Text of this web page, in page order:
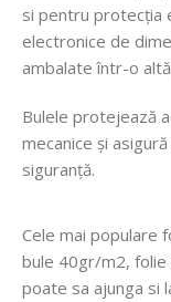
si pentru protecția
electronice de
ambalate într-o
Bulele protejează
mecanice și
siguranță.
Cele mai populare
bule 40gr/m2,
poate sa ajunga si